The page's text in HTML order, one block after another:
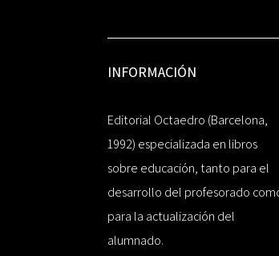
INFORMACIÓN
Editorial Octaedro (Barcelona,
1992) especializada en libros
sobre educación, tanto para el
desarrollo del profesorado
para la actualización del
alumnado.